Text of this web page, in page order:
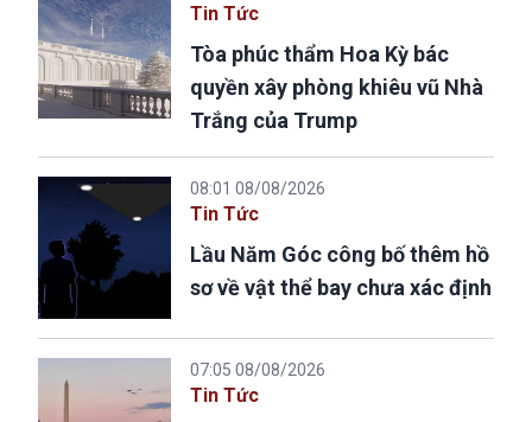
Tin Tức
Tòa phúc thẩm Hoa Kỳ bác
quyền xây phòng khiêu vũ Nhà
Trắng của Trump
08:01 08/08/2026
Tin Tức
Lầu Năm Góc công bố thêm hồ
sơ về vật thể bay chưa xác định
07:05 08/08/2026
Tin Tức